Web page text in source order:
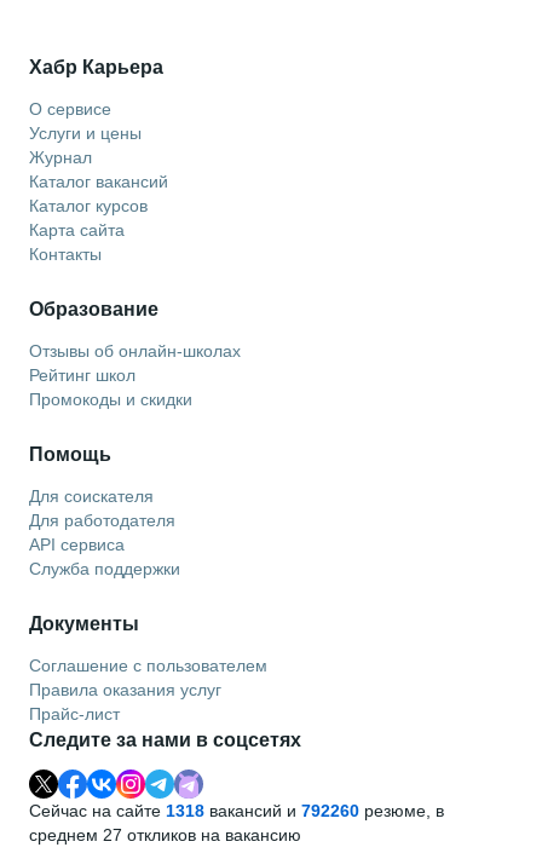
Хабр Карьера
О сервисе
Услуги и цены
Журнал
Каталог вакансий
Каталог курсов
Карта сайта
Контакты
Образование
Отзывы об онлайн-школах
Рейтинг школ
Промокоды и скидки
Помощь
Для соискателя
Для работодателя
API сервиса
Служба поддержки
Документы
Соглашение с пользователем
Правила оказания услуг
Прайс-лист
Следите за нами в соцсетях
Сейчас на сайте 1318 вакансий и 792260 резюме, в
среднем 27 откликов на вакансию